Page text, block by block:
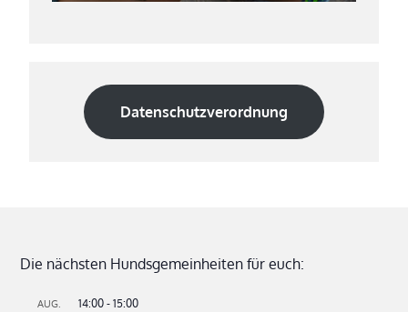
Datenschutzverordnung
Die nächsten Hundsgemeinheiten für euch:
AUG. 14:00 -15:00